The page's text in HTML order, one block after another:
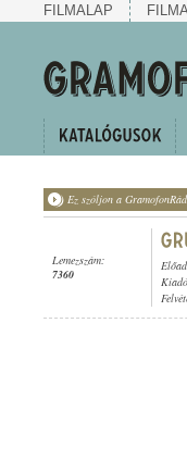
FILMALAP
Ez szóljon a
Lemezszám:
7360